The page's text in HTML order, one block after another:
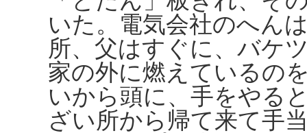
いた。電気会社のへん
所、父はすぐに、バケ
家の外に燃えているの
いから頭に、手をやる
ざい所から帰て来て手